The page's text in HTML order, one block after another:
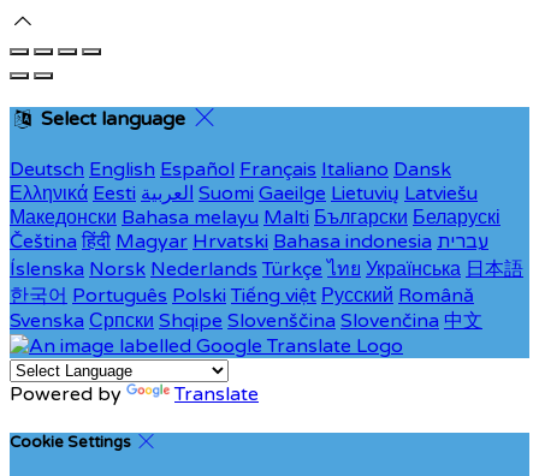
Select language
Deutsch English Español Français Italiano Dansk
Ελληνικά Eesti العربية Suomi Gaeilge Lietuvių Latviešu
Македонски Bahasa melayu Malti Български Беларускі
Čeština हिंदी Magyar Hrvatski Bahasa indonesia עברית
Íslenska Norsk Nederlands Türkçe ไทย Українська 日本語
한국어 Português Polski Tiếng việt Русский Română
Svenska Српски Shqipe Slovenščina Slovenčina 中文
Powered by Translate
Cookie Settings